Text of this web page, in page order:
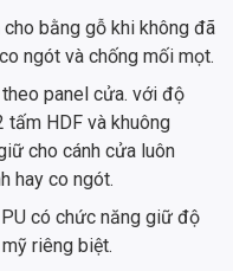
bằng gỗ khi không đã
ngót và chống mối mọt.
panel cửa. với độ
tấm HDF và khuông
cho cánh cửa luôn
hay co ngót.
có chức năng giữ độ
riêng biệt.